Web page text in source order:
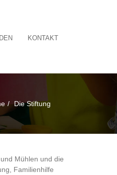
KONTAKT
Die Stiftung
Mühlen und die
Familienhilfe